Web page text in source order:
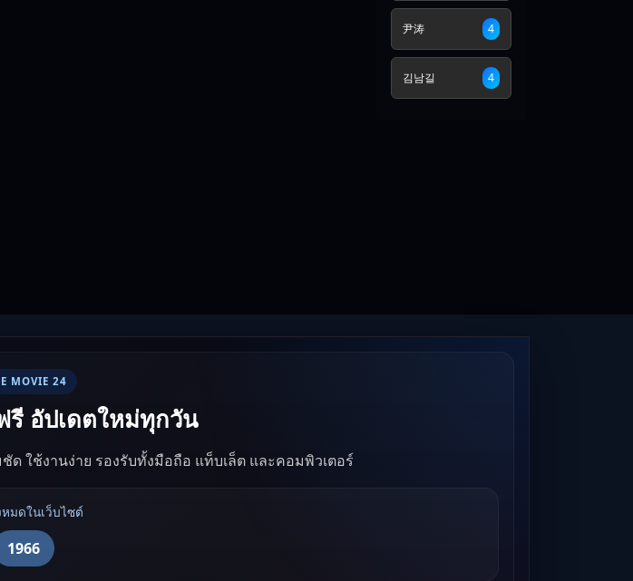
尹涛 4
김남길 4
MOVIE 24
อัปเดตใหม่ทุกวัน
ใช้งานง่าย รองรับทั้งมือถือ แท็บเล็ต และคอมพิวเตอร์
มดในเว็บไซต์
1966